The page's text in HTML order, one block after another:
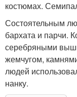
костюмах.
Состоятельным
бархата и парчи.
серебряными
жемчугом,
людей
нанку.